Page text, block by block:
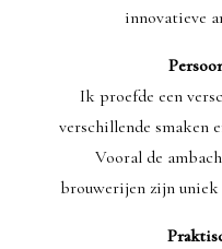
innovatieve
Ik proefde een
verschillende smaken
Vooral de
brouwerijen zijn